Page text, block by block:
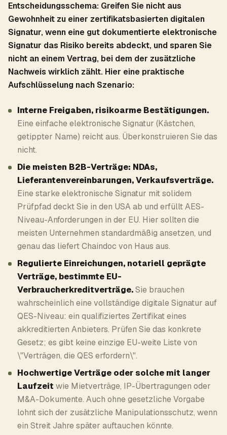
Entscheidungsschema: Greifen Sie nicht aus
Gewohnheit zu einer zertifikatsbasierten digitalen
Signatur, wenn eine gut dokumentierte elektronische
Signatur das Risiko bereits abdeckt, und sparen Sie
nicht an einem Vertrag, bei dem der zusätzliche
Nachweis wirklich zählt. Hier eine praktische
Aufschlüsselung nach Szenario:
Interne Freigaben, risikoarme Bestätigungen.
Eine einfache elektronische Signatur (Kästchen,
getippter Name) reicht aus. Überkonstruieren Sie das
nicht.
Die meisten B2B-Verträge: NDAs,
Lieferantenvereinbarungen, Verkaufsverträge.
Eine starke elektronische Signatur mit solidem
Prüfpfad deckt Sie in den USA ab und erfüllt AES-
Niveau-Anforderungen in der EU. Hier sollten die
meisten Unternehmen standardmäßig ansetzen, und
genau das liefert Chaindoc von Haus aus.
Regulierte Einreichungen, notariell geprägte
Verträge, bestimmte EU-
Verbraucherkreditverträge.Sie brauchen
wahrscheinlich eine vollständige digitale Signatur auf
QES-Niveau: ein qualifiziertes Zertifikat eines
akkreditierten Anbieters. Prüfen Sie das konkrete
Gesetz; es gibt keine einzige EU-weite Liste von
\"Verträgen, die QES erfordern\".
Hochwertige Verträge oder solche mit langer
Laufzeit wie Mietverträge, IP-Übertragungen oder
M&A-Dokumente. Auch ohne gesetzliche Vorgabe
lohnt sich der zusätzliche Manipulationsschutz, wenn
ein Streit Jahre später auftauchen könnte.